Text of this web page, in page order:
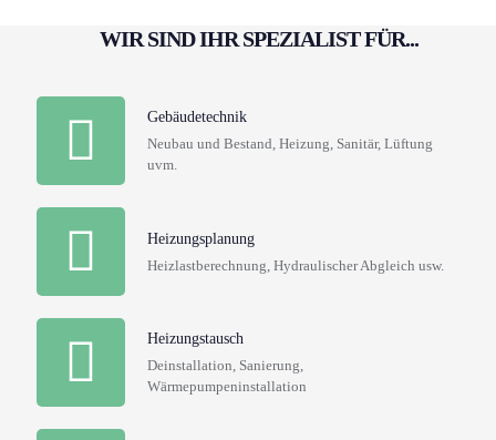
WIR SIND IHR SPEZIALIST FÜR...
Gebäudetechnik
Neubau und Bestand, Heizung, Sanitär, Lüftung
uvm.
Heizungsplanung
Heizlastberechnung, Hydraulischer Abgleich usw.
Heizungstausch
Deinstallation, Sanierung,
Wärmepumpeninstallation